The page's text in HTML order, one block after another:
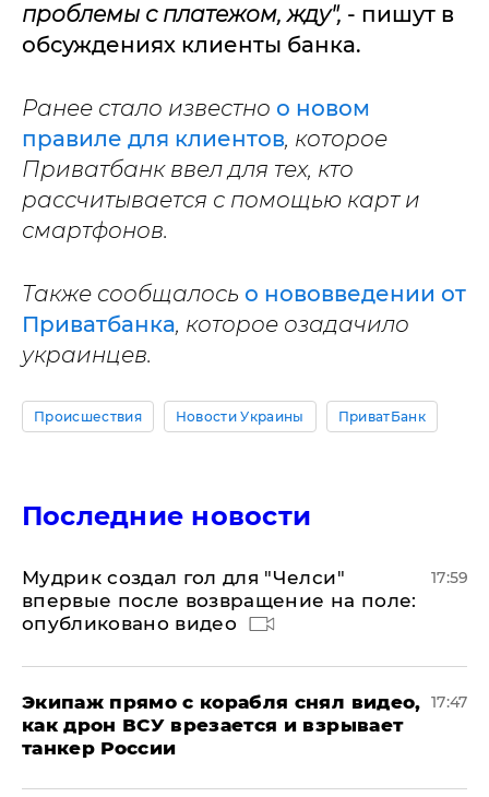
проблемы с платежом, жду", - пишут в
обсуждениях клиенты банка.
Ранее стало известно о новом
правиле для клиентов, которое
Приватбанк ввел для тех, кто
рассчитывается с помощью карт и
смартфонов.
Также сообщалось о нововведении от
Приватбанка, которое озадачило
украинцев.
Происшествия Новости Украины ПриватБанк
Последние новости
Мудрик создал гол для "Челси"
впервые после возвращение на поле:
опубликовано видео
17:59
Экипаж прямо с корабля снял видео,
как дрон ВСУ врезается и взрывает
танкер России
17:47